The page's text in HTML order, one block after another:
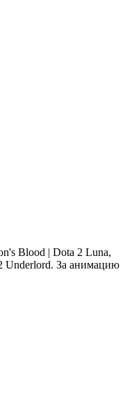
Luna,
Underlord. За анимацию